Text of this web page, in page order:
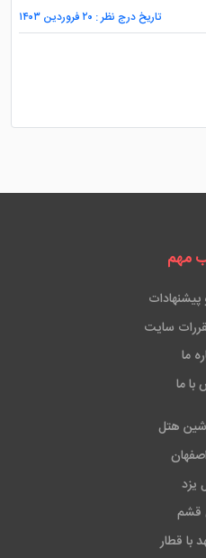
تاریخ درج نظر : ۲۰ فروردین ۱۴۰۳
مهم
پیشنهادات
سایت
ما
با ما
هتل
یزد
قشم
با قطار